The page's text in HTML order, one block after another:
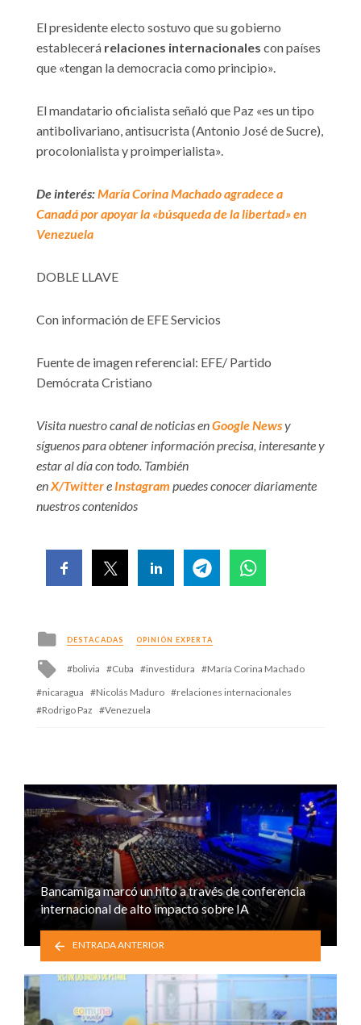
El presidente electo sostuvo que su gobierno
establecerá relaciones internacionales con países
que «tengan la democracia como principio».
El mandatario oficialista señaló que Paz «es un tipo
antibolivariano, antisucrista (Antonio José de Sucre),
procolonialista y proimperialista».
De interés:María Corina Machado agradece a
Canadá por apoyar la «búsqueda de la libertad» en
Venezuela
DOBLE LLAVE
Con información de EFE Servicios
Fuente de imagen referencial: EFE/ Partido
Demócrata Cristiano
Visita nuestro canal de noticias enGoogle Newsy
síguenos para obtener información precisa, interesante y
estar al día con todo. También
enX/Twittere Instagram puedes conocer diariamente
nuestros contenidos
Posted
in
DESTACADAS OPINIÓN EXPERTA
Tagged
bolivia Cuba investidura
María Corina Machado
nicaragua
Nicolás Maduro
relaciones internacionales
Rodrigo Paz
Venezuela
Bancamiga marcó un hito a través de conferencia
internacional de alto impacto sobre IA
ENTRADA ANTERIOR